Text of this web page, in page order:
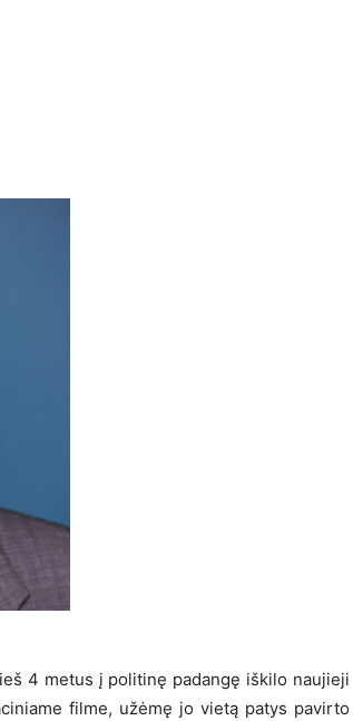
4 metus į politinę padangę iškilo naujieji
filme, užėmę jo vietą patys pavirto